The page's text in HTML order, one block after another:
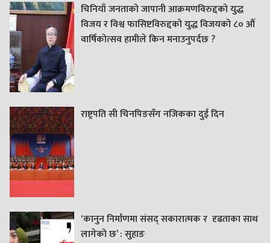
चिनियाँ जनताको जापानी आक्रमणविरुद्दको युद्ध
विजय र विश्व फासिष्टविरुद्दको युद्ध विजयको ८० औं
वार्षिकोत्सव हामीले किन मनाउनुपर्दछ ?
राष्ट्रपति सी चिनपिङसँग नजिकका दुई दिन
‘कानुन निर्माणमा संसद् सकारात्मक र दृढताका साथ
लागेको छ’ : सुहाङ